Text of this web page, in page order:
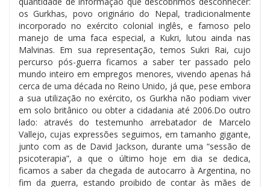
os Gurkhas, povo originário do Nepal, tradicionalmente
incorporado no exército colonial inglês, e famoso pelo
manejo de uma faca especial, a Kukri, lutou ainda nas
Malvinas. Em sua representação, temos Sukri Rai, cujo
percurso pós-guerra ficamos a saber ter passado pelo
mundo inteiro em empregos menores, vivendo apenas há
cerca de uma década no Reino Unido, já que, pese embora
a sua utilização no exército, os Gurkha não podiam viver
em solo britânico ou obter a cidadania até 2006.Do outro
lado: através do testemunho arrebatador de Marcelo
Vallejo, cujas expressões seguimos, em tamanho gigante,
junto com as de David Jackson, durante uma “sessão de
psicoterapia”, a que o último hoje em dia se dedica,
ficamos a saber da chegada de autocarro à Argentina, no
fim da guerra, estando proibido de contar às mães de